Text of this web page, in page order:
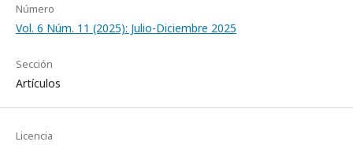
Número
Vol. 6 Núm. 11 (2025): Julio-Diciembre 2025
Sección
Artículos
Licencia